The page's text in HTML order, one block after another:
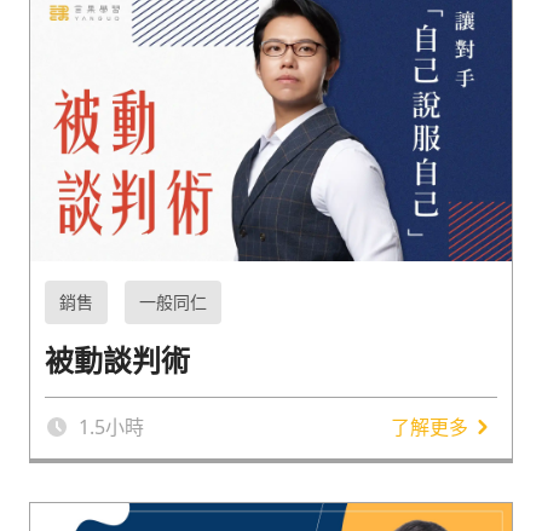
銷售 一般同仁
被動談判術
1.5小時 了解更多